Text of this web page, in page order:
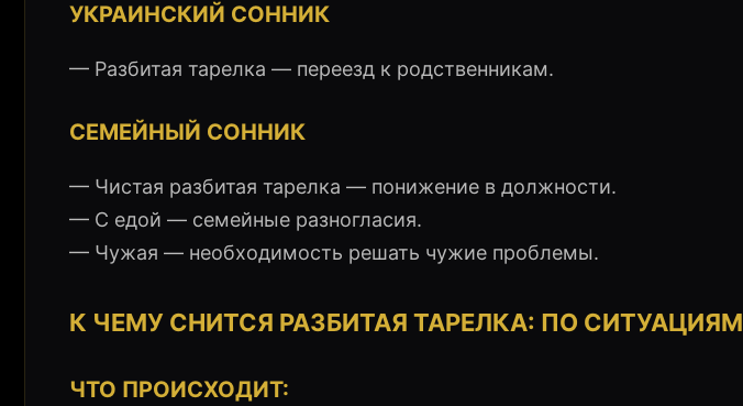
УКРАИНСКИЙ СОННИК
— Разбитая тарелка — переезд к родственникам.
СЕМЕЙНЫЙ СОННИК
— Чистая разбитая тарелка — понижение в должности.
— С едой — семейные разногласия.
— Чужая — необходимость решать чужие проблемы.
К ЧЕМУ СНИТСЯ РАЗБИТАЯ ТАРЕЛКА: ПО СИТУАЦИЯМ
ЧТО ПРОИСХОДИТ: